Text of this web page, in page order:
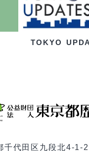
TOKYO
代田区九段北4-1-